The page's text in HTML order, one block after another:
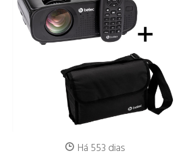
Há 553 dias